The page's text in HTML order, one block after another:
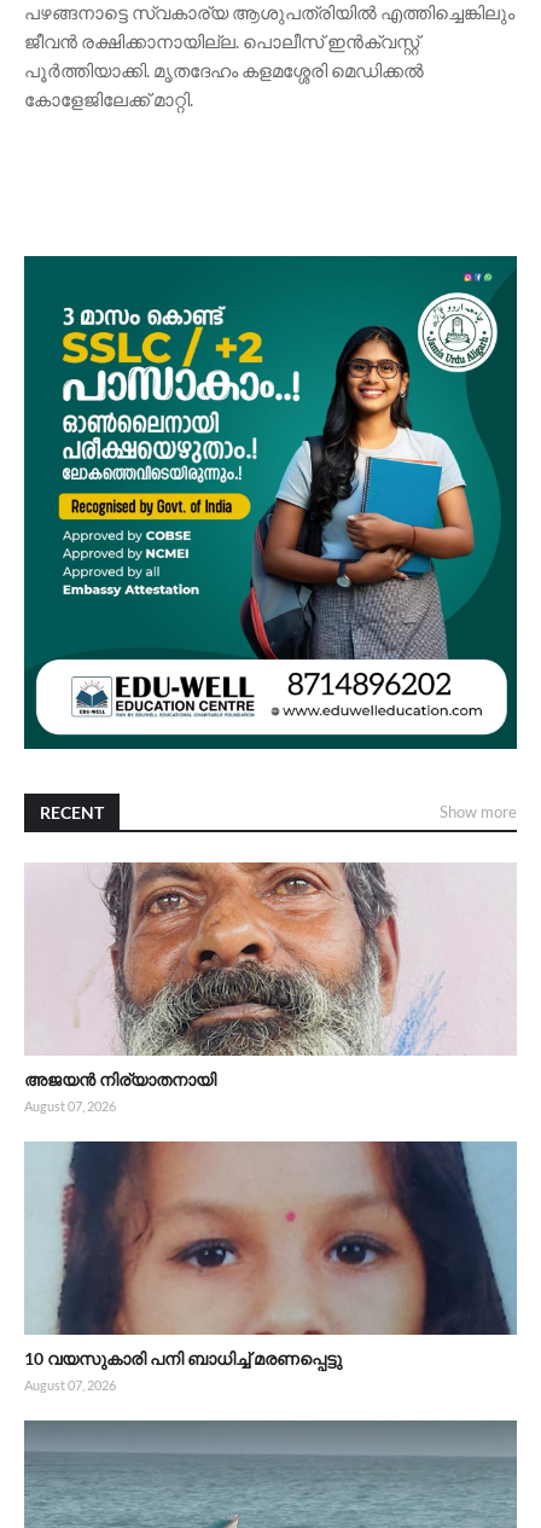
പഴങ്ങനാട്ടെ സ്വകാര്യ ആശുപത്രിയിൽ എത്തിച്ചെങ്കിലും
ജീവൻ രക്ഷിക്കാനായില്ല. പൊലീസ് ഇൻക്വസ്റ്റ്
പൂർത്തിയാക്കി. മൃതദേഹം കളമശ്ശേരി മെഡിക്കൽ
കോളേജിലേക്ക് മാറ്റി.
RECENT Show more
അജയൻ നിര്യാതനായി
August 07, 2026
10 വയസുകാരി പനി ബാധിച്ച് മരണപ്പെട്ടു
August 07, 2026